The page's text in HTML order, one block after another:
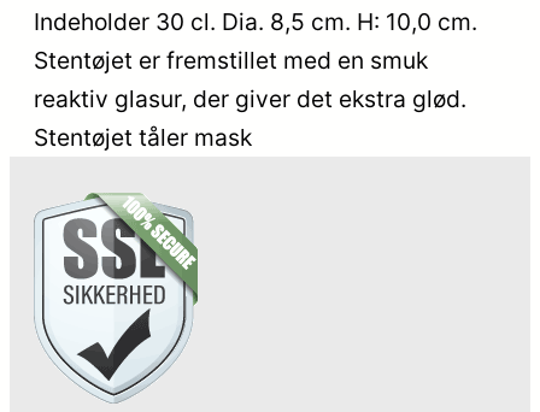
Indeholder 30 cl. Dia. 8,5 cm. H: 10,0 cm.
Stentøjet er fremstillet med en smuk
reaktiv glasur, der giver det ekstra glød.
Stentøjet tåler mask